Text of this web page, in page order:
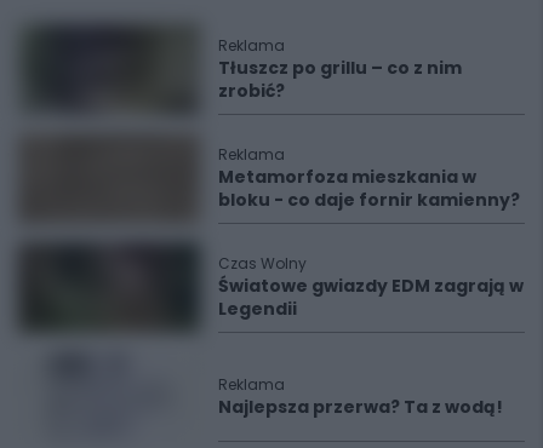
Reklama
Tłuszcz po grillu – co z nim
zrobić?
Reklama
Metamorfoza mieszkania w
bloku - co daje fornir kamienny?
Czas Wolny
Światowe gwiazdy EDM zagrają w
Legendii
Reklama
Najlepsza przerwa? Ta z wodą!